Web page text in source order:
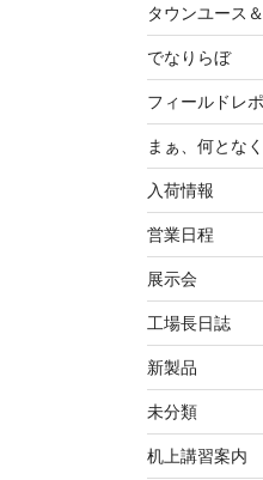
タウンユース
でなりらぼ
フィールドレ
まぁ、何とな
入荷情報
営業日程
展示会
工場長日誌
新製品
未分類
机上講習案内